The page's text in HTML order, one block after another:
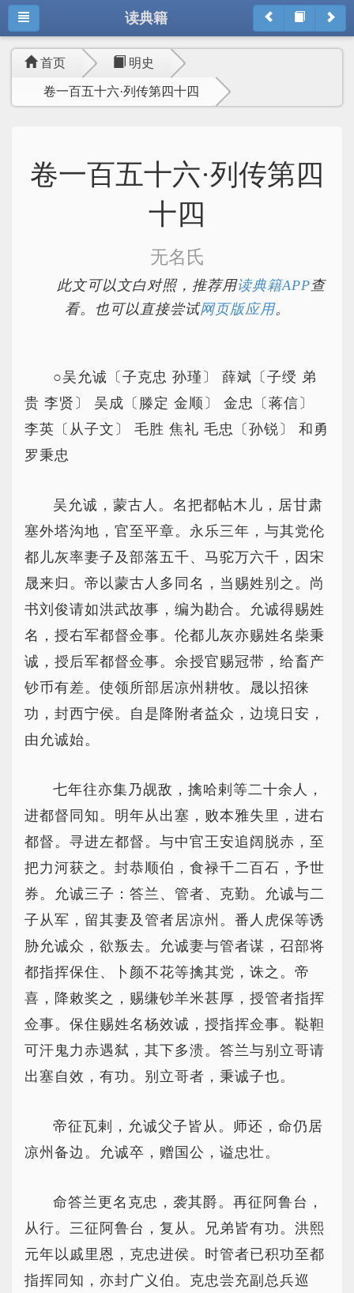
读典籍
首页 明史
卷一百五十六·列传第四十四
卷一百五十六·列传第四
十四
无名氏
此文可以文白对照，推荐用读典籍APP查
看。也可以直接尝试网页版应用。
○吴允诚〔子克忠 孙瑾〕 薛斌〔子绶 弟
贵 李贤〕 吴成〔滕定 金顺〕 金忠〔蒋信〕
李英〔从子文〕 毛胜 焦礼 毛忠〔孙锐〕 和勇
罗秉忠
吴允诚，蒙古人。名把都帖木儿，居甘肃
塞外塔沟地，官至平章。永乐三年，与其党伦
都儿灰率妻子及部落五千、马驼万六千，因宋
晟来归。帝以蒙古人多同名，当赐姓别之。尚
书刘俊请如洪武故事，编为勘合。允诚得赐姓
名，授右军都督佥事。伦都儿灰亦赐姓名柴秉
诚，授后军都督佥事。余授官赐冠带，给畜产
钞币有差。使领所部居凉州耕牧。晟以招徕
功，封西宁侯。自是降附者益众，边境日安，
由允诚始。
七年往亦集乃觇敌，擒哈剌等二十余人，
进都督同知。明年从出塞，败本雅失里，进右
都督。寻进左都督。与中官王安追阔脱赤，至
把力河获之。封恭顺伯，食禄千二百石，予世
券。允诚三子：答兰、管者、克勤。允诚与二
子从军，留其妻及管者居凉州。番人虎保等诱
胁允诚众，欲叛去。允诚妻与管者谋，召部将
都指挥保住、卜颜不花等擒其党，诛之。帝
喜，降敕奖之，赐缣钞羊米甚厚，授管者指挥
佥事。保住赐姓名杨效诚，授指挥佥事。鞑靼
可汗鬼力赤遇弑，其下多溃。答兰与别立哥请
出塞自效，有功。别立哥者，秉诚子也。
帝征瓦剌，允诚父子皆从。师还，命仍居
凉州备边。允诚卒，赠国公，谥忠壮。
命答兰更名克忠，袭其爵。再征阿鲁台，
从行。三征阿鲁台，复从。兄弟皆有功。洪熙
元年以戚里恩，克忠进侯。时管者已积功至都
指挥同知，亦封广义伯。克忠尝充副总兵巡